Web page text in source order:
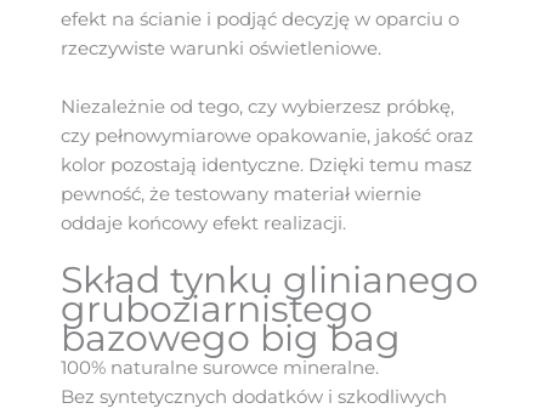
efekt na ścianie i podjąć decyzję w oparciu o
rzeczywiste warunki oświetleniowe.
Niezależnie od tego, czy wybierzesz próbkę,
czy pełnowymiarowe opakowanie, jakość oraz
kolor pozostają identyczne. Dzięki temu masz
pewność, że testowany materiał wiernie
oddaje końcowy efekt realizacji.
Skład tynku glinianego
gruboziarnistego
bazowego big bag
100% naturalne surowce mineralne.
Bez syntetycznych dodatków i szkodliwych